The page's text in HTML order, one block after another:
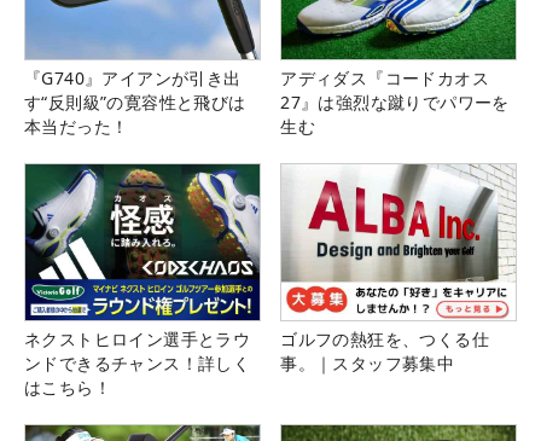
『G740』アイアンが引き出
す“反則級”の寛容性と飛びは
本当だった！
アディダス『コードカオス
27』は強烈な蹴りでパワーを
生む
ネクストヒロイン選手とラウ
ンドできるチャンス！詳しく
はこちら！
ゴルフの熱狂を、つくる仕
事。｜スタッフ募集中